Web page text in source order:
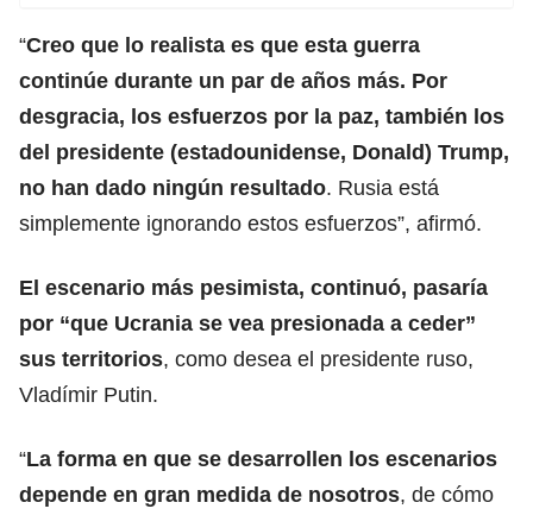
“Creo que lo realista es que esta guerra
continúe durante un par de años más. Por
desgracia, los esfuerzos por la paz, también los
del presidente (estadounidense, Donald) Trump,
no han dado ningún resultado. Rusia está
simplemente ignorando estos esfuerzos”, afirmó.
El escenario más pesimista, continuó, pasaría
por “que Ucrania se vea presionada a ceder”
sus territorios, como desea el presidente ruso,
Vladímir Putin.
“La forma en que se desarrollen los escenarios
depende en gran medida de nosotros, de cómo